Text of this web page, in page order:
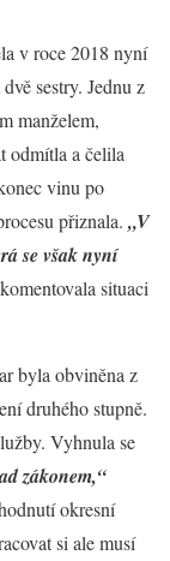
v roce 2018 nyní
sestry. Jednu z
manželem,
odmítla a čelila
vinu po
přiznala. „V
se však nyní
situaci
byla obviněna z
druhého stupně.
Vyhnula se
zákonem,“
okresní
si ale musí